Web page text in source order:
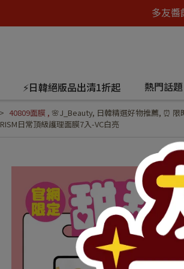
多友
⚡日韓絕版品出清1折起 熱門話
40809面膜, 🌸J_Beauty, 日韓精選好物推薦, ⏰ 限
RISM日常頂級護理面膜7入-VC白亮